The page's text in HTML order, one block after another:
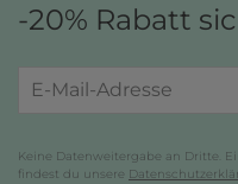
-20% Rabatt
Keine Datenweitergabe an Dritte.
findest du unsere